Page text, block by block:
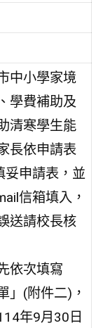
中小學家境
學費補助及
清寒學生能
長依申請表
妥申請表，並
信箱填入，
送請校長核
依次填寫
」(附件二)，
年9月30日